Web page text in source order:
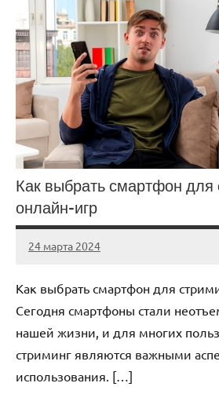
Как выбрать смартфон для
онлайн-игр
24 марта 2024
avto_drive72
Нет
Как выбрать смартфон для
Сегодня смартфоны стали
нашей жизни, и для многих
стриминг являются важными
использования. […]